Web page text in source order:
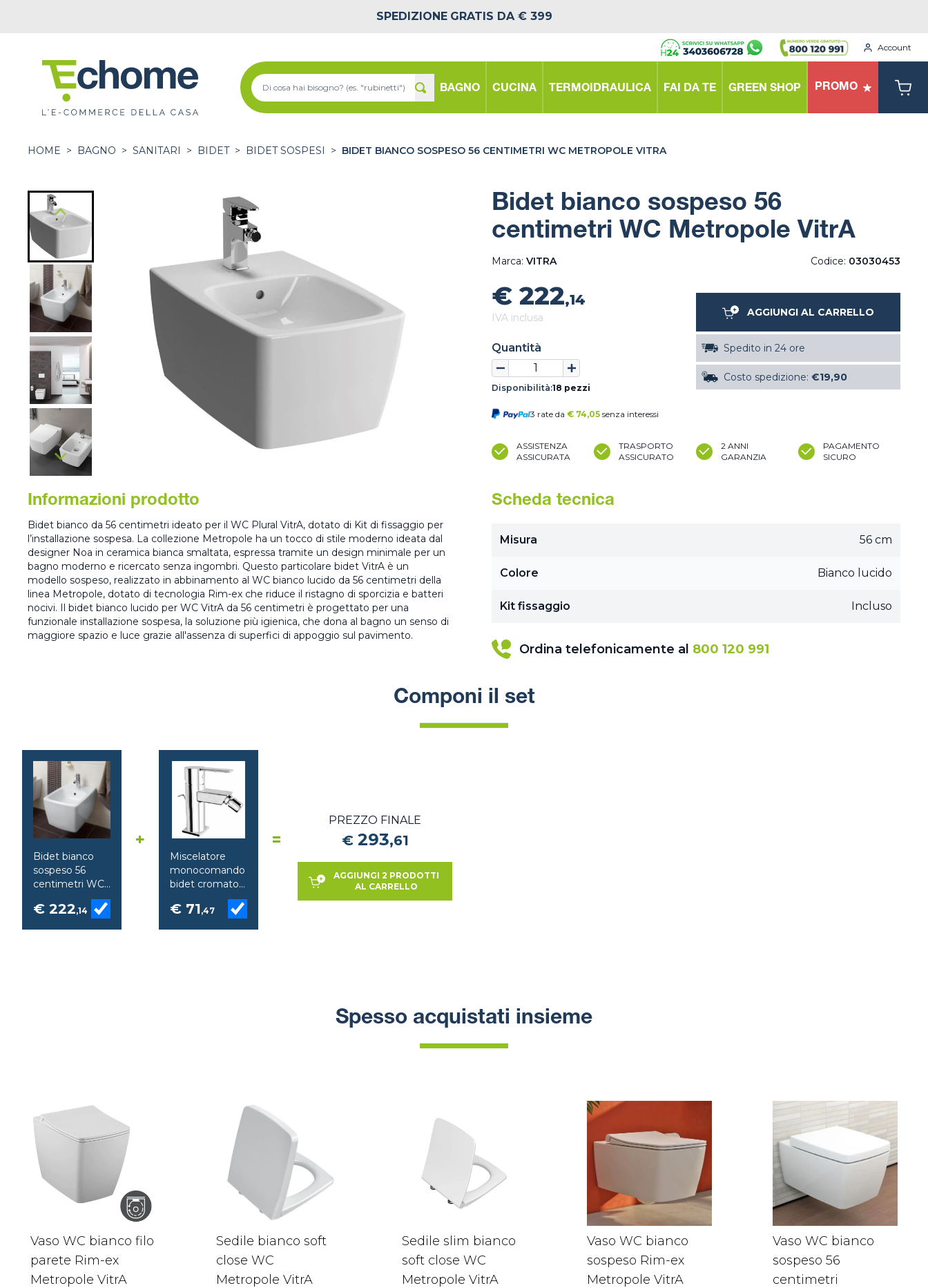
SPEDIZIONE GRATIS DA € 399
Account
BAGNO CUCINA TERMOIDRAULICA FAI DA TE GREEN SHOP PROMO
HOME > BAGNO > SANITARI > BIDET > BIDET SOSPESI > BIDET BIANCO SOSPESO 56 CENTIMETRI WC METROPOLE VITRA
Bidet bianco sospeso 56
centimetri WC Metropole VitrA
Marca: VITRA Codice: 03030453
€ 222,14
IVA inclusa
Quantità
Disponibilità:18 pezzi
3 rate da € 74,05 senza interessi
AGGIUNGI AL CARRELLO
Spedito in 24 ore
Costo spedizione: €19,90
ASSISTENZA
ASSICURATA
TRASPORTO
ASSICURATO
2 ANNI
GARANZIA
PAGAMENTO
SICURO
Informazioni prodotto
Bidet bianco da 56 centimetri ideato per il WC Plural VitrA, dotato di Kit di fissaggio per
l’installazione sospesa. La collezione Metropole ha un tocco di stile moderno ideata dal
designer Noa in ceramica bianca smaltata, espressa tramite un design minimale per un
bagno moderno e ricercato senza ingombri. Questo particolare bidet VitrA è un
modello sospeso, realizzato in abbinamento al WC bianco lucido da 56 centimetri della
linea Metropole, dotato di tecnologia Rim-ex che riduce il ristagno di sporcizia e batteri
nocivi. Il bidet bianco lucido per WC VitrA da 56 centimetri è progettato per una
funzionale installazione sospesa, la soluzione più igienica, che dona al bagno un senso di
maggiore spazio e luce grazie all'assenza di superfici di appoggio sul pavimento.
Scheda tecnica
Misura 56 cm
Colore Bianco lucido
Kit fissaggio Incluso
Ordina telefonicamente al 800 120 991
Componi il set
Bidet bianco
sospeso 56
centimetri WC
Metropole VitrA
€ 222,14
+
Miscelatore
monocomando
bidet cromato
con piletta pop-
up Flo S Vitra
€ 71,47
=
PREZZO FINALE
€ 293,61
AGGIUNGI 2 PRODOTTI
AL CARRELLO
Spesso acquistati insieme
Vaso WC bianco filo
parete Rim-ex
Metropole VitrA
Sedile bianco soft
close WC
Metropole VitrA
Sedile slim bianco
soft close WC
Metropole VitrA
Vaso WC bianco
sospeso Rim-ex
Metropole VitrA
Vaso WC bianco
sospeso 56
centimetri